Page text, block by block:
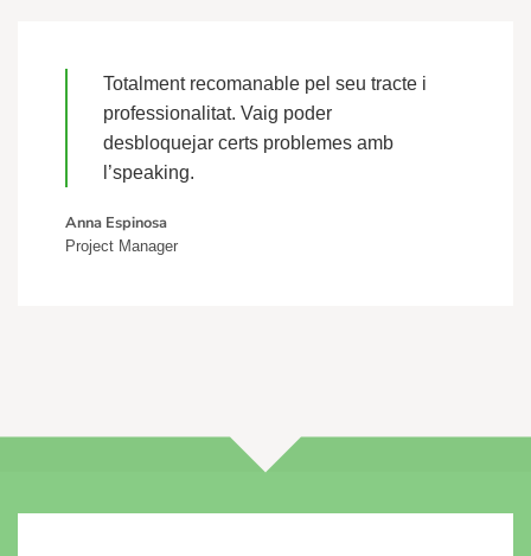
Totalment recomanable pel seu tracte i
professionalitat. Vaig poder
desbloquejar certs problemes amb
l’speaking.
Anna Espinosa
Project Manager